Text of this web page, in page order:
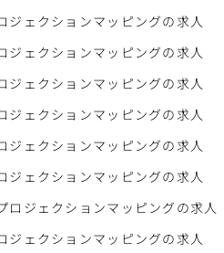
ェクションマッピングの求人
ェクションマッピングの求人
ェクションマッピングの求人
ジェクションマッピングの求人
ジェクションマッピングの求人
ジェクションマッピングの求人
ジェクションマッピングの求人
ジェクションマッピングの求人